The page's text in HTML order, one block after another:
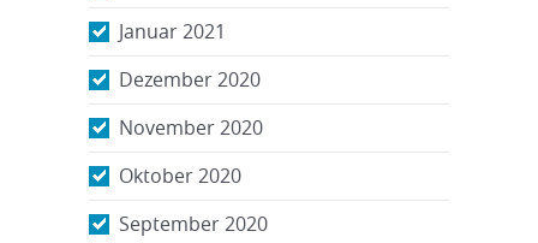
Januar 2021
Dezember 2020
November 2020
Oktober 2020
September 2020